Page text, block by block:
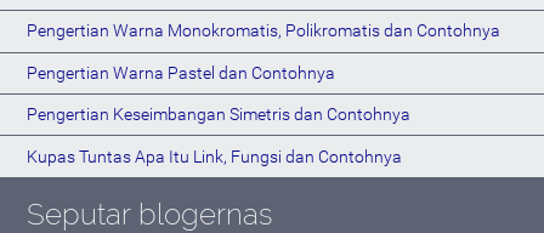
Pengertian Warna Monokromatis, Polikromatis dan Contohnya
Pengertian Warna Pastel dan Contohnya
Pengertian Keseimbangan Simetris dan Contohnya
Kupas Tuntas Apa Itu Link, Fungsi dan Contohnya
Seputar blogernas